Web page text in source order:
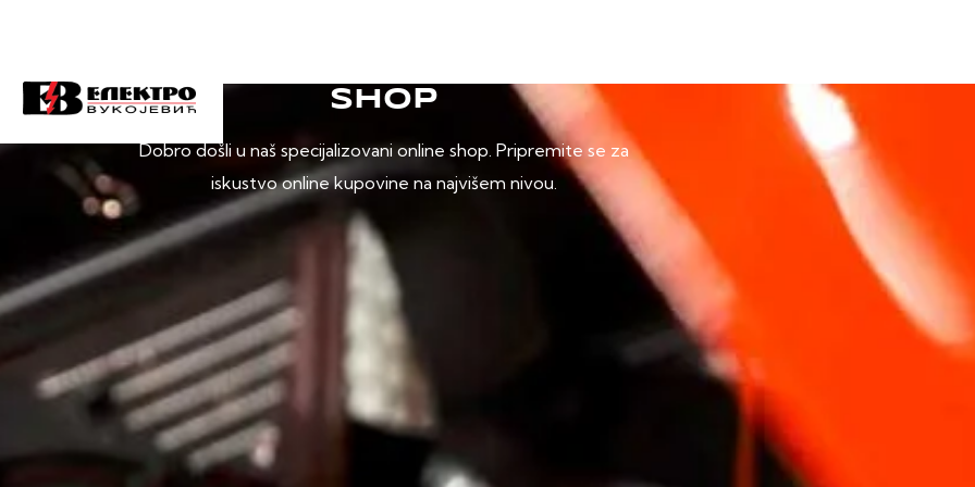
SHOP
Dobro došli u naš specijalizovani online shop. Pripremite se za
iskustvo online kupovine na najvišem nivou.